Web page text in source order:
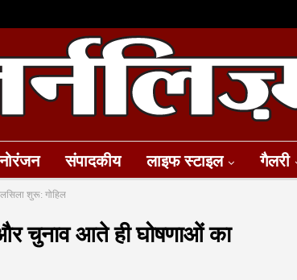
संपादकीय लाइफ स्टाइल गैलरी
शुरू: गोहिल
चुनाव आते ही घोषणाओं का